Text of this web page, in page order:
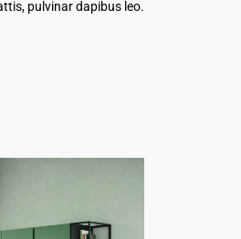
pulvinar dapibus leo.